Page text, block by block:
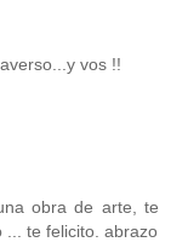
vos !!
obra de arte, te
... te felicito. abrazo